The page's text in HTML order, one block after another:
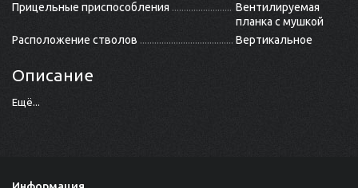
Прицельные приспособления
Вентилируемая
планка с мушкой
Расположение стволов
Вертикальное
Описание
Ещё...